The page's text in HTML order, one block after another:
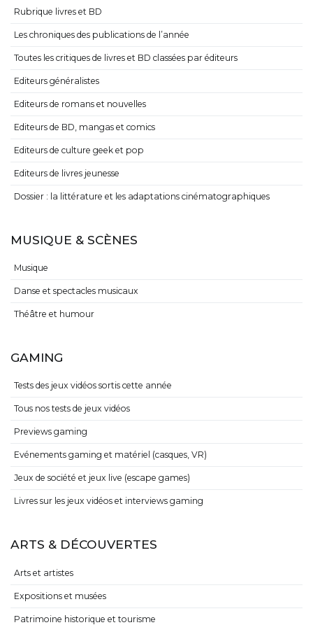
Rubrique livres et BD
Les chroniques des publications de l’année
Toutes les critiques de livres et BD classées par éditeurs
Editeurs généralistes
Editeurs de romans et nouvelles
Editeurs de BD, mangas et comics
Editeurs de culture geek et pop
Editeurs de livres jeunesse
Dossier : la littérature et les adaptations cinématographiques
MUSIQUE & SCÈNES
Musique
Danse et spectacles musicaux
Théâtre et humour
GAMING
Tests des jeux vidéos sortis cette année
Tous nos tests de jeux vidéos
Previews gaming
Evénements gaming et matériel (casques, VR)
Jeux de société et jeux live (escape games)
Livres sur les jeux vidéos et interviews gaming
ARTS & DÉCOUVERTES
Arts et artistes
Expositions et musées
Patrimoine historique et tourisme